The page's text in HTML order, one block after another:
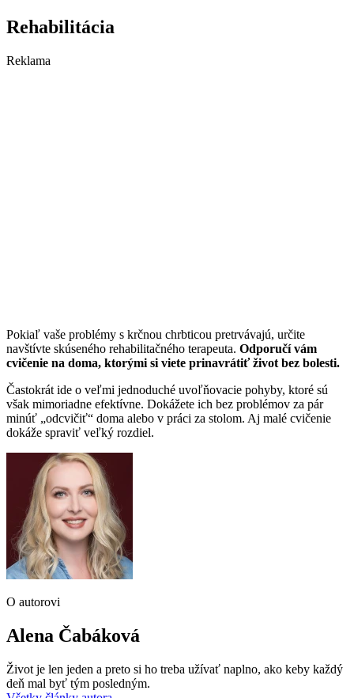
Rehabilitácia
Reklama
Pokiaľ vaše problémy s krčnou chrbticou pretrvávajú, určite
navštívte skúseného rehabilitačného terapeuta. Odporučí vám
cvičenie na doma, ktorými si viete prinavrátiť život bez bolesti.
Častokrát ide o veľmi jednoduché uvoľňovacie pohyby, ktoré sú
však mimoriadne efektívne. Dokážete ich bez problémov za pár
minúť „odcvičiť“ doma alebo v práci za stolom. Aj malé cvičenie
dokáže spraviť veľký rozdiel.
O autorovi
Alena Čabáková
Život je len jeden a preto si ho treba užívať naplno, ako keby každý
deň mal byť tým posledným.